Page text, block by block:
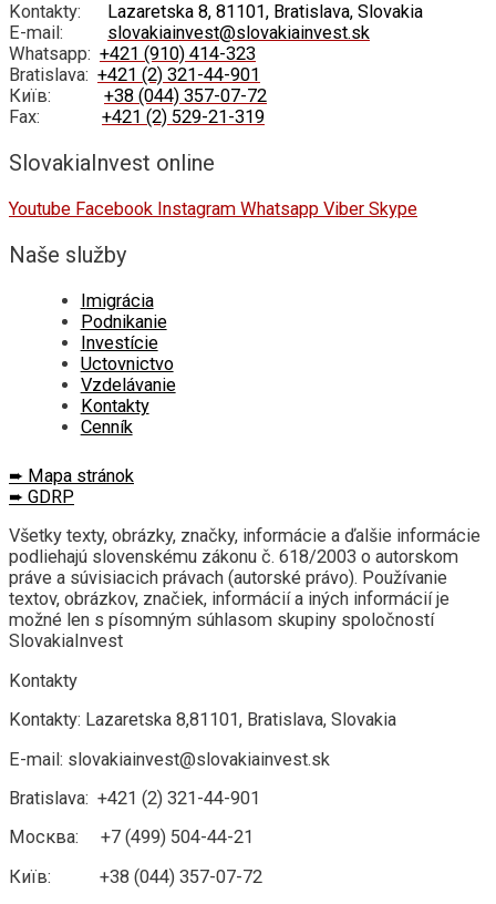
Kontakty:
Lazaretska 8, 81101, Bratislava, Slovakia
E-mail: slovakiainvest@slovakiainvest.sk
Whatsapp: +421 (910) 414-323
Bratislava: +421 (2) 321-44-901
Київ: +38 (044) 357-07-72
Fax: +421 (2) 529-21-319
SlovakiaInvest online
Youtube Facebook Instagram Whatsapp Viber Skype
Naše služby
migrácia
Podnikanie
Investície
Uctovnictvo
Vzdelávanie
Kontakty
Cenník
➨ Mapa stránok
➨ GDRP
Všetky texty, obrázky, značky, informácie a ďalšie informácie
podliehajú slovenskému zákonu č. 618/2003 o autorskom
práve a súvisiacich právach (autorské právo). Používanie
textov, obrázkov, značiek, informácií a iných informácií je
možné len s písomným súhlasom skupiny spoločností
SlovakiaInvest
Kontakty
Kontakty: Lazaretska 8,81101, Bratislava, Slovakia
E-mail: slovakiainvest@slovakiainvest.sk
Bratislava: +421 (2) 321-44-901
Москва: +7 (499) 504-44-21
Київ: +38 (044) 357-07-72